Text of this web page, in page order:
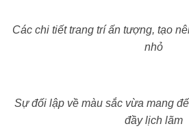
Các chi tiết trang trí ấn tượng, tạo
nhỏ
Sự đối lập về màu sắc vừa mang
đầy lịch lãm